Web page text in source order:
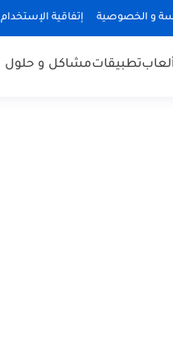
و الخصوصية إتفاقية الإستخدام
ألعابتطبيقاتمشاكل و حلول